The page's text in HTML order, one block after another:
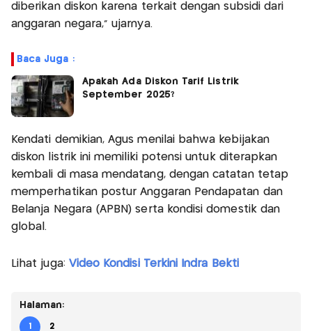
diberikan diskon karena terkait dengan subsidi dari
anggaran negara,” ujarnya.
Baca Juga :
Apakah Ada Diskon Tarif Listrik
September 2025?
Kendati demikian, Agus menilai bahwa kebijakan
diskon listrik ini memiliki potensi untuk diterapkan
kembali di masa mendatang, dengan catatan tetap
memperhatikan postur Anggaran Pendapatan dan
Belanja Negara (APBN) serta kondisi domestik dan
global.
Lihat juga: Video Kondisi Terkini Indra Bekti
Halaman:
1 2